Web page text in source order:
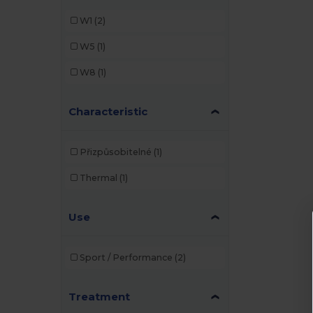
W1 (2)
W5 (1)
W8 (1)
Characteristic
Přizpůsobitelné (1)
Thermal (1)
Use
Sport / Performance (2)
Treatment